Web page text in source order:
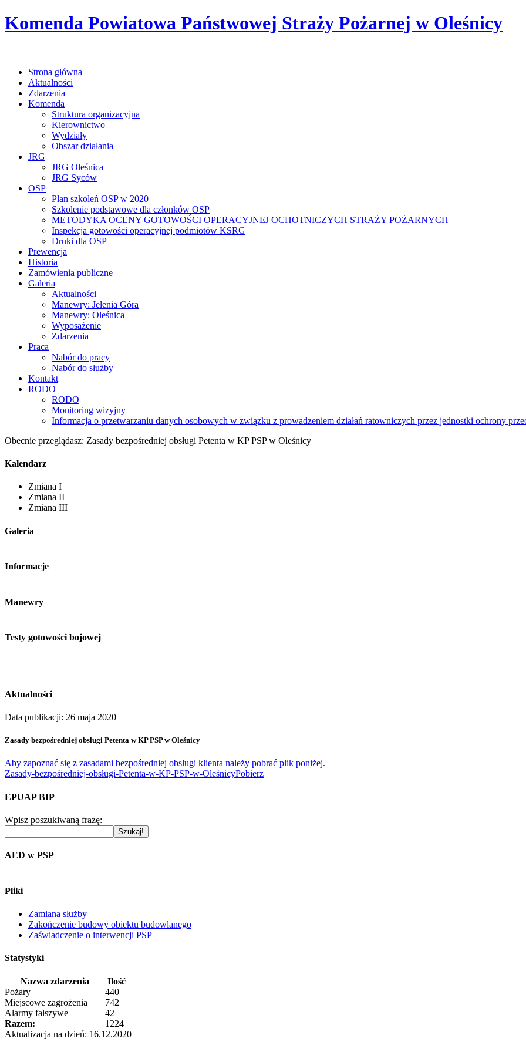
Komenda Powiatowa Państwowej Straży Pożarnej w Oleśnicy
Strona główna
Aktualności
Zdarzenia
Komenda
Struktura organizacyjna
Kierownictwo
Wydziały
Obszar działania
JRG
JRG Oleśnica
JRG Syców
OSP
Plan szkoleń OSP w 2020
Szkolenie podstawowe dla członków OSP
METODYKA OCENY GOTOWOŚCI OPERACYJNEJ OCHOTNICZYCH STRAŻY POŻARNYCH
Inspekcja gotowości operacyjnej podmiotów KSRG
Druki dla OSP
Prewencja
Historia
Zamówienia publiczne
Galeria
Aktualności
Manewry: Jelenia Góra
Manewry: Oleśnica
Wyposażenie
Zdarzenia
Praca
Nabór do pracy
Nabór do służby
Kontakt
RODO
RODO
Monitoring wizyjny
Informacja o przetwarzaniu danych osobowych w związku z prowadzeniem działań ratowniczych przez jednostki ochrony
Obecnie przeglądasz: Zasady bezpośredniej obsługi Petenta w KP PSP w Oleśnicy
Kalendarz
Zmiana I
Zmiana II
Zmiana III
Galeria
Informacje
Manewry
Testy gotowości bojowej
Aktualności
Data publikacji: 26 maja 2020
Zasady bezpośredniej obsługi Petenta w KP PSP w Oleśnicy
Aby zapoznać się z zasadami bezpośredniej obsługi klienta należy pobrać plik poniżej.
Zasady-bezpośredniej-obsługi-Petenta-w-KP-PSP-w-OleśnicyPobierz
EPUAP BIP
Wpisz poszukiwaną frazę:
AED w PSP
Pliki
Zamiana służby
Zakończenie budowy obiektu budowlanego
Zaświadczenie o interwencji PSP
Statystyki
Nazwa zdarzenia
Ilość
Pożary
440
Miejscowe zagrożenia
742
Alarmy fałszywe
42
Razem:
1224
Aktualizacja na dzień: 16.12.2020